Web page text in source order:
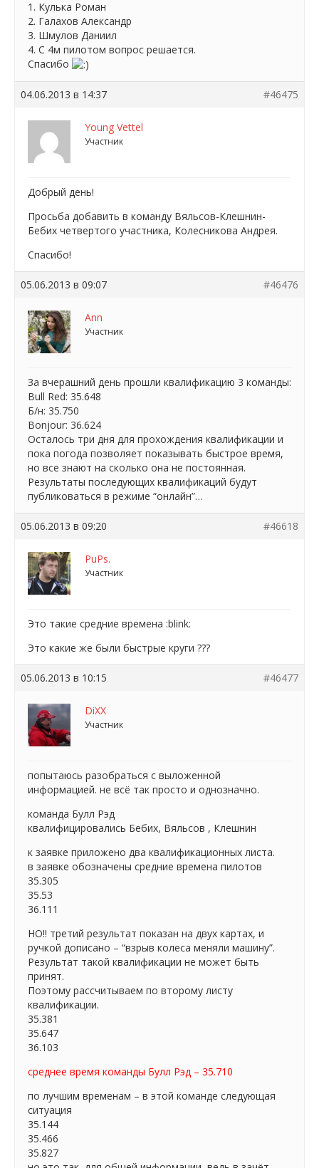
1. Кулька Роман
2. Галахов Александр
3. Шмулов Даниил
4. С 4м пилотом вопрос решается.
Спасибо
04.06.2013 в 14:37 #46475
Young Vettel
Участник
Добрый день!
Просьба добавить в команду Вяльсов-Клешнин-
Бебих четвертого участника, Колесникова Андрея.
Спасибо!
05.06.2013 в 09:07 #46476
Ann
Участник
За вчерашний день прошли квалификацию 3 команды:
Bull Red: 35.648
Б/н: 35.750
Bonjour: 36.624
Осталось три дня для прохождения квалификации и
пока погода позволяет показывать быстрое время,
но все знают на сколько она не постоянная.
Результаты последующих квалификаций будут
публиковаться в режиме “онлайн”…
05.06.2013 в 09:20 #46618
PuPs.
Участник
Это такие средние времена :blink:
Это какие же были быстрые круги ???
05.06.2013 в 10:15 #46477
DiXX
Участник
попытаюсь разобраться с выложенной
информацией. не всё так просто и однозначно.
команда Булл Рэд
квалифицировались Бебих, Вяльсов , Клешнин
к заявке приложено два квалификационных листа.
в заявке обозначены средние времена пилотов
35.305
35.53
36.111
НО!! третий результат показан на двух картах, и
ручкой дописано – “взрыв колеса меняли машину”.
Результат такой квалификации не может быть
принят.
Поэтому рассчитываем по второму листу
квалификации.
35.381
35.647
36.103
среднее время команды Булл Рэд – 35.710
по лучшим временам – в этой команде следующая
ситуация
35.144
35.466
35.827